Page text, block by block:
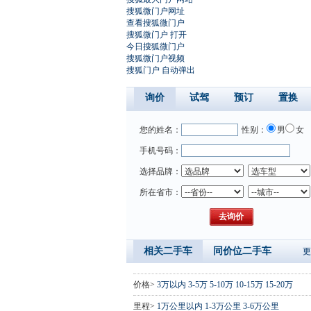
搜狐微门户网址
查看搜狐微门户
搜狐微门户 打开
今日搜狐微门户
搜狐微门户视频
搜狐门户 自动弹出
询价 试驾 预订 置换
您的姓名： 性别： 男 女
手机号码：
选择品牌：
所在省市：
相关二手车 同价位二手车
价格> 3万以内 3-5万 5-10万 10-15万 15-20万
里程> 1万公里以内 1-3万公里 3-6万公里